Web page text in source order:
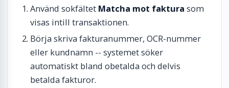
Använd sokfältet Matcha mot faktura som
visas intill transaktionen.
Börja skriva fakturanummer, OCR-nummer
eller kundnamn -- systemet söker
automatiskt bland obetalda och delvis
betalda fakturor.